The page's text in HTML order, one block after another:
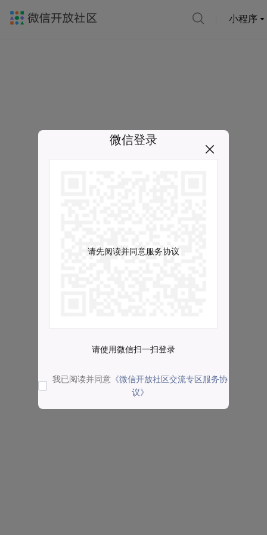
小程序
微信登录
请先阅读并同意服务协议
请使用微信扫一扫登录
我已阅读并同意 《微信开放社区交流专区服务协
议》